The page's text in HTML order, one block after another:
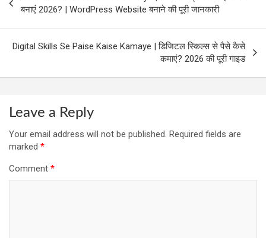
navigation
बनाएं 2026? | WordPress Website बनाने की पूरी जानकारी
Digital Skills Se Paise Kaise Kamaye | डिजिटल स्किल्स से पैसे कैसे
कमाएं? 2026 की पूरी गाइड
Leave a Reply
Your email address will not be published. Required fields are
marked *
Comment *